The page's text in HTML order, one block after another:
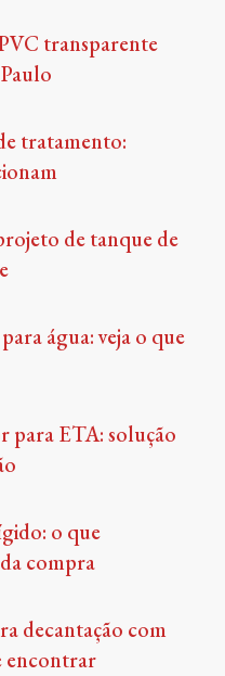
transparente
tratamento:
de tanque de
água: veja o que
ETA: solução
o que
compra
decantação com
encontrar